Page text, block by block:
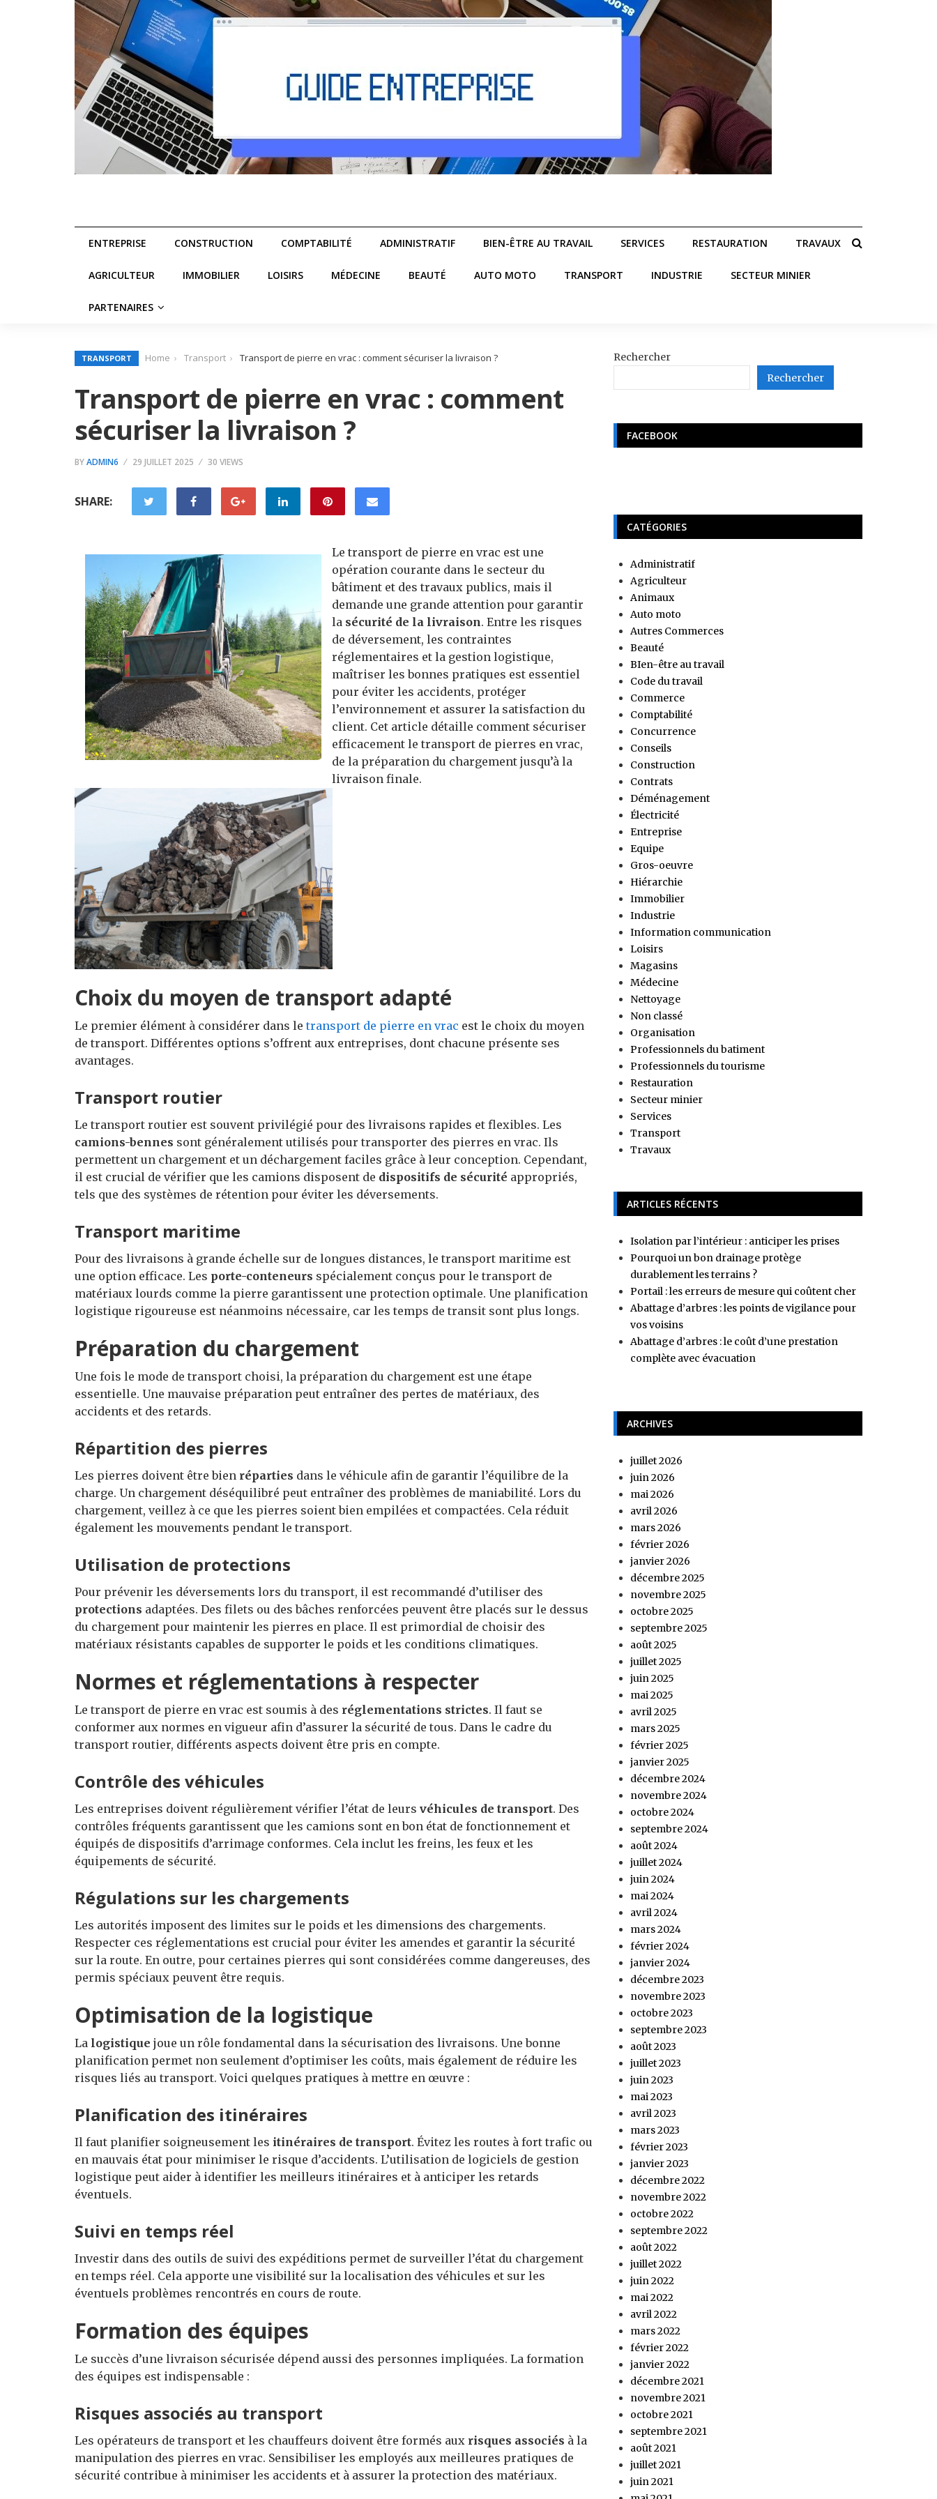
ENTREPRISE CONSTRUCTION COMPTABILITÉ ADMINISTRATIF BIEN-ÊTRE AU TRAVAIL SERVICES RESTAURATION TRAVAUX
AGRICULTEUR IMMOBILIER LOISIRS MÉDECINE BEAUTÉ AUTO MOTO TRANSPORT INDUSTRIE SECTEUR MINIER
PARTENAIRES
TRANSPORT Home Transport Transport de pierre en vrac : comment sécuriser la livraison ?
Transport de pierre en vrac : comment
sécuriser la livraison ?
BYADMIN6 29 JUILLET 2025 30 VIEWS
SHARE:
Le transport de pierre en vrac est une
opération courante dans le secteur du
bâtiment et des travaux publics, mais il
demande une grande attention pour garantir
la sécurité de la livraison. Entre les risques
de déversement, les contraintes
réglementaires et la gestion logistique,
maîtriser les bonnes pratiques est essentiel
pour éviter les accidents, protéger
l’environnement et assurer la satisfaction du
client. Cet article détaille comment sécuriser
efficacement le transport de pierres en vrac,
de la préparation du chargement jusqu’à la
livraison finale.
Choix du moyen de transport adapté
Le premier élément à considérer dans le transport de pierre en vrac est le choix du moyen
de transport. Différentes options s’offrent aux entreprises, dont chacune présente ses
avantages.
Transport routier
Le transport routier est souvent privilégié pour des livraisons rapides et flexibles. Les
camions-bennes sont généralement utilisés pour transporter des pierres en vrac. Ils
permettent un chargement et un déchargement faciles grâce à leur conception. Cependant,
il est crucial de vérifier que les camions disposent de dispositifs de sécurité appropriés,
tels que des systèmes de rétention pour éviter les déversements.
Transport maritime
Pour des livraisons à grande échelle sur de longues distances, le transport maritime est
une option efficace. Les porte-conteneurs spécialement conçus pour le transport de
matériaux lourds comme la pierre garantissent une protection optimale. Une planification
logistique rigoureuse est néanmoins nécessaire, car les temps de transit sont plus longs.
Préparation du chargement
Une fois le mode de transport choisi, la préparation du chargement est une étape
essentielle. Une mauvaise préparation peut entraîner des pertes de matériaux, des
accidents et des retards.
Répartition des pierres
Les pierres doivent être bien réparties dans le véhicule afin de garantir l’équilibre de la
charge. Un chargement déséquilibré peut entraîner des problèmes de maniabilité. Lors du
chargement, veillez à ce que les pierres soient bien empilées et compactées. Cela réduit
également les mouvements pendant le transport.
Utilisation de protections
Pour prévenir les déversements lors du transport, il est recommandé d’utiliser des
protections adaptées. Des filets ou des bâches renforcées peuvent être placés sur le dessus
du chargement pour maintenir les pierres en place. Il est primordial de choisir des
matériaux résistants capables de supporter le poids et les conditions climatiques.
Normes et réglementations à respecter
Le transport de pierre en vrac est soumis à des réglementations strictes. Il faut se
conformer aux normes en vigueur afin d’assurer la sécurité de tous. Dans le cadre du
transport routier, différents aspects doivent être pris en compte.
Contrôle des véhicules
Les entreprises doivent régulièrement vérifier l’état de leurs véhicules de transport. Des
contrôles fréquents garantissent que les camions sont en bon état de fonctionnement et
équipés de dispositifs d’arrimage conformes. Cela inclut les freins, les feux et les
équipements de sécurité.
Régulations sur les chargements
Les autorités imposent des limites sur le poids et les dimensions des chargements.
Respecter ces réglementations est crucial pour éviter les amendes et garantir la sécurité
sur la route. En outre, pour certaines pierres qui sont considérées comme dangereuses, des
permis spéciaux peuvent être requis.
Optimisation de la logistique
La logistique joue un rôle fondamental dans la sécurisation des livraisons. Une bonne
planification permet non seulement d’optimiser les coûts, mais également de réduire les
risques liés au transport. Voici quelques pratiques à mettre en œuvre :
Planification des itinéraires
Il faut planifier soigneusement les itinéraires de transport. Évitez les routes à fort trafic ou
en mauvais état pour minimiser le risque d’accidents. L’utilisation de logiciels de gestion
logistique peut aider à identifier les meilleurs itinéraires et à anticiper les retards
éventuels.
Suivi en temps réel
Investir dans des outils de suivi des expéditions permet de surveiller l’état du chargement
en temps réel. Cela apporte une visibilité sur la localisation des véhicules et sur les
éventuels problèmes rencontrés en cours de route.
Formation des équipes
Le succès d’une livraison sécurisée dépend aussi des personnes impliquées. La formation
des équipes est indispensable :
Risques associés au transport
Les opérateurs de transport et les chauffeurs doivent être formés aux risques associés à la
manipulation des pierres en vrac. Sensibiliser les employés aux meilleures pratiques de
sécurité contribue à minimiser les accidents et à assurer la protection des matériaux.
Rechercher
Rechercher
FACEBOOK
CATÉGORIES
Administratif
Agriculteur
Animaux
Auto moto
Autres Commerces
Beauté
BIen-être au travail
Code du travail
Commerce
Comptabilité
Concurrence
Conseils
Construction
Contrats
Déménagement
Électricité
Entreprise
Equipe
Gros-oeuvre
Hiérarchie
Immobilier
Industrie
Information communication
Loisirs
Magasins
Médecine
Nettoyage
Non classé
Organisation
Professionnels du batiment
Professionnels du tourisme
Restauration
Secteur minier
Services
Transport
Travaux
ARTICLES RÉCENTS
Isolation par l’intérieur : anticiper les prises
Pourquoi un bon drainage protège
durablement les terrains ?
Portail : les erreurs de mesure qui coûtent cher
Abattage d’arbres : les points de vigilance pour
vos voisins
Abattage d’arbres : le coût d’une prestation
complète avec évacuation
ARCHIVES
juillet 2026
juin 2026
mai 2026
avril 2026
mars 2026
février 2026
janvier 2026
décembre 2025
novembre 2025
octobre 2025
septembre 2025
août 2025
juillet 2025
juin 2025
mai 2025
avril 2025
mars 2025
février 2025
janvier 2025
décembre 2024
novembre 2024
octobre 2024
septembre 2024
août 2024
juillet 2024
juin 2024
mai 2024
avril 2024
mars 2024
février 2024
janvier 2024
décembre 2023
novembre 2023
octobre 2023
septembre 2023
août 2023
juillet 2023
juin 2023
mai 2023
avril 2023
mars 2023
février 2023
janvier 2023
décembre 2022
novembre 2022
octobre 2022
septembre 2022
août 2022
juillet 2022
juin 2022
mai 2022
avril 2022
mars 2022
février 2022
janvier 2022
décembre 2021
novembre 2021
octobre 2021
septembre 2021
août 2021
juillet 2021
juin 2021